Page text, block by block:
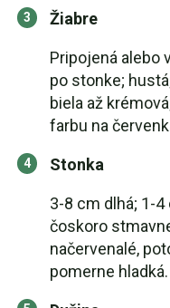
Žiabre
Pripojená alebo
po stonke;
biela až
farbu na
Stonka
3-8 cm dlhá; 1-4
čoskoro
načervenalé,
pomerne hladká.